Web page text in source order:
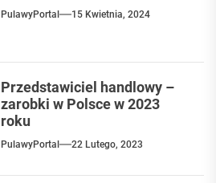
PulawyPortal 15 Kwietnia, 2024
Przedstawiciel handlowy –
zarobki w Polsce w 2023
roku
PulawyPortal 22 Lutego, 2023